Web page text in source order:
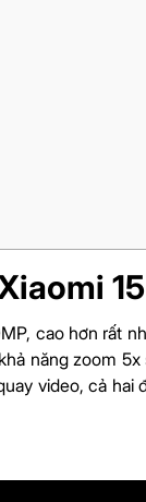
15
cao hơn rất
năng zoom 5x
video, cả hai